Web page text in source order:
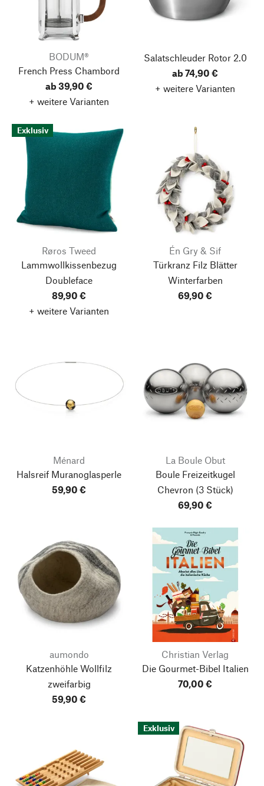
BODUM®
French Press Chambord
ab 39,90 €
+ weitere Varianten
Salatschleuder Rotor 2.0
ab 74,90 €
+ weitere Varianten
Exklusiv
Røros Tweed
Lammwollkissenbezug
Doubleface
89,90 €
+ weitere Varianten
Én Gry & Sif
Türkranz Filz Blätter
Winterfarben
69,90 €
Ménard
Halsreif Muranoglasperle
59,90 €
La Boule Obut
Boule Freizeitkugel
Chevron (3 Stück)
69,90 €
aumondo
Katzenhöhle Wollfilz
zweifarbig
59,90 €
Christian Verlag
Die Gourmet-Bibel Italien
70,00 €
Exklusiv